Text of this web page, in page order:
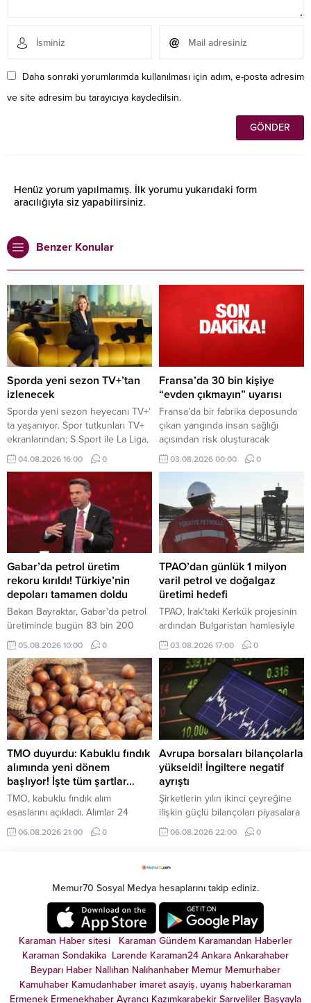
Daha sonraki yorumlarımda kullanılması için adım, e-posta adresim
ve site adresim bu tarayıcıya kaydedilsin.
Henüz yorum yapılmamış. İlk yorumu yukarıdaki form
aracılığıyla siz yapabilirsiniz.
Benzer Konular
Sporda yeni sezon TV+’tan
izlenecek
Sporda yeni sezon heyecanı TV+’
ta yaşanıyor. Spor tutkunları TV+
ekranlarından; S Sport ile La Liga,
Serie A, NBA, EuroLeague, UFC
ve MotoGP, tabii Spor ile seçili
Şampiyonlar Ligi ve FA Cup
karşılaşmaları, Eurosport ile de
tenis ve bisiklet yayınları gibi
dünyanın önde gelen spor
müsabakalarını takip edebiliyor.
04.08.2026 16:00 0
Fransa’da 30 bin kişiye
“evden çıkmayın” uyarısı
Fransa’da bir fabrika deposunda
çıkan yangında insan sağlığı
açısından risk oluşturacak
maddelerin yayılmasının ardından
bölge sakinlerinden evden
çıkmamaları istendi.
03.08.2026 00:00 0
Gabar’da petrol üretim
rekoru kırıldı! Türkiye’nin
depoları tamamen doldu
Bakan Bayraktar, Gabar'da petrol
üretiminde bugün 83 bin 200
varile ulaşılarak rekor kırıldığını
duyurdu. Depo kapasitesinin
arttırılacağını ifade eden
Bayraktar, "Türkiye'nin bütün
enerji depolama tesisleri dolu
durumda" dedi.
05.08.2026 10:00 0
TPAO’dan günlük 1 milyon
varil petrol ve doğalgaz
üretimi hedefi
TPAO, Irak'taki Kerkük projesinin
ardından Bulgaristan hamlesiyle
uluslararası faaliyet alanını kara
üretiminden deniz arama
projelerine genişleterek
sektördeki etkinliğini artırma
yolunda önemli adımlar atıyor.
03.08.2026 17:00 0
TMO duyurdu: Kabuklu fındık
alımında yeni dönem
başlıyor! İşte tüm şartlar…
TMO, kabuklu fındık alım
esaslarını açıkladı. Alımlar 24
Ağustos'ta başlayacak, randevu
sistemi ise 17 Ağustos'ta devreye
kriterlerine göre satın alınacak.
06.08.2026 21:00 0
Avrupa borsaları bilançolarla
yükseldi! İngiltere negatif
ayrıştı
Şirketlerin yılın ikinci çeyreğine
ilişkin güçlü bilançoları piyasalara
pozitif yansımaya devam ediyor.
Güçlü şirket bilançolarının
İngiltere hariç günü yükselişle
tamamladı.
06.08.2026 22:00 0
Memur70 Sosyal Medya hesaplarını takip ediniz.
Karaman Haber sitesi Karaman Gündem Karamandan Haberler
Karaman Sondakika Larende Karaman24 Ankara Ankarahaber
Beyparı Haber Nallıhan Nalıhanhaber Memur Memurhaber
Kamuhaber Kamudanhaber imaret asayiş, uyanış haberkaraman
Ermenek Ermenekhaber Ayrancı Kazımkarabekir Sarıveliler Başyayla